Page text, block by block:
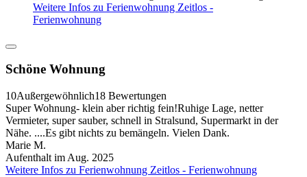
Weitere Infos zu Ferienwohnung Zeitlos -
Ferienwohnung
Schöne Wohnung
10Außergewöhnlich18 Bewertungen
Super Wohnung- klein aber richtig fein!Ruhige Lage, netter
Vermieter, super sauber, schnell in Stralsund, Supermarkt in der
Nähe. ....Es gibt nichts zu bemängeln. Vielen Dank.
Marie M.
Aufenthalt im Aug. 2025
Weitere Infos zu Ferienwohnung Zeitlos - Ferienwohnung